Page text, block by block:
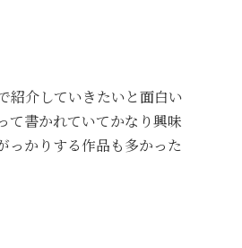
紹介していきたいと面白い
て書かれていてかなり興味
っかりする作品も多かった